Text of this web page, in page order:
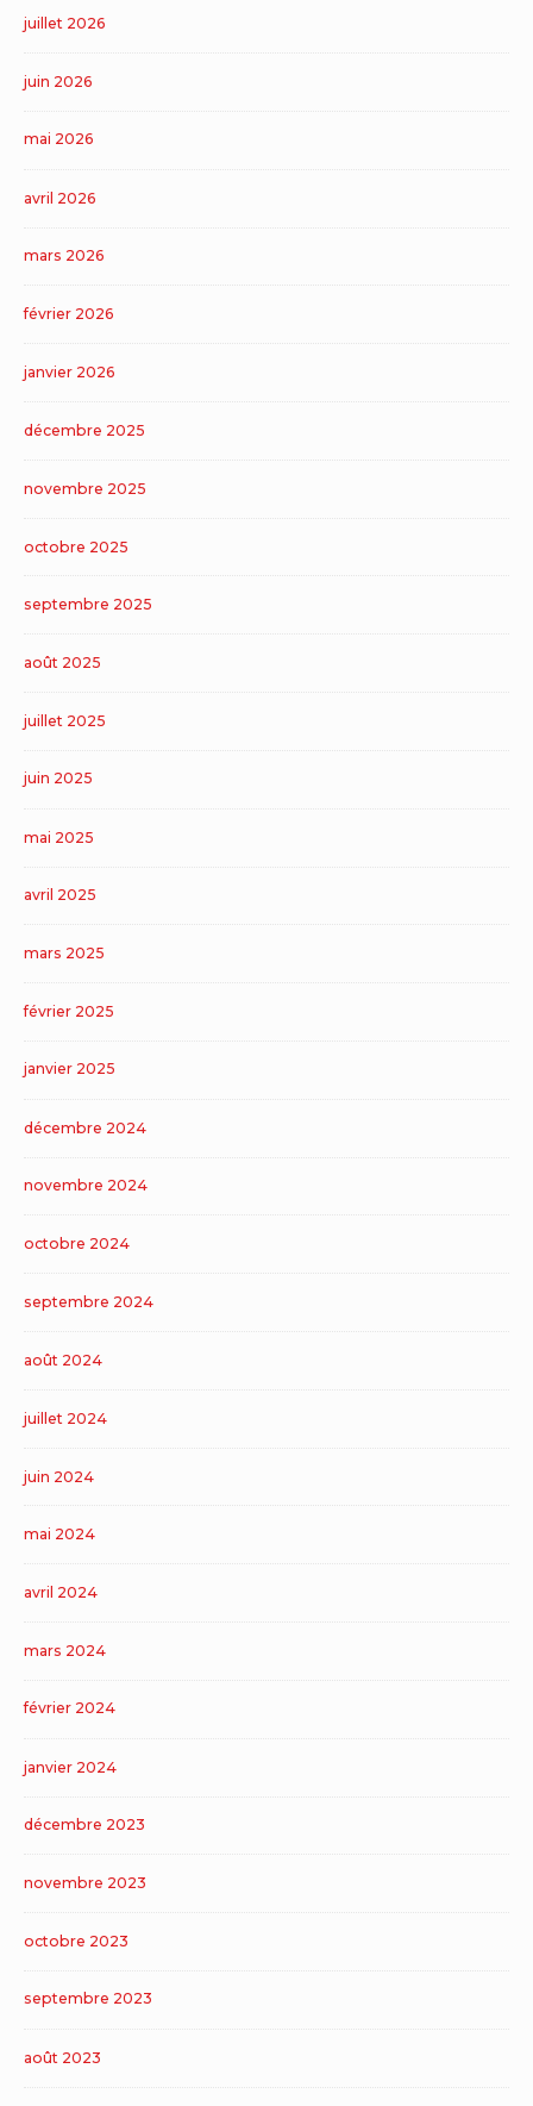
juillet 2026
juin 2026
mai 2026
avril 2026
mars 2026
février 2026
janvier 2026
décembre 2025
novembre 2025
octobre 2025
septembre 2025
août 2025
juillet 2025
juin 2025
mai 2025
avril 2025
mars 2025
février 2025
janvier 2025
décembre 2024
novembre 2024
octobre 2024
septembre 2024
août 2024
juillet 2024
juin 2024
mai 2024
avril 2024
mars 2024
février 2024
janvier 2024
décembre 2023
novembre 2023
octobre 2023
septembre 2023
août 2023